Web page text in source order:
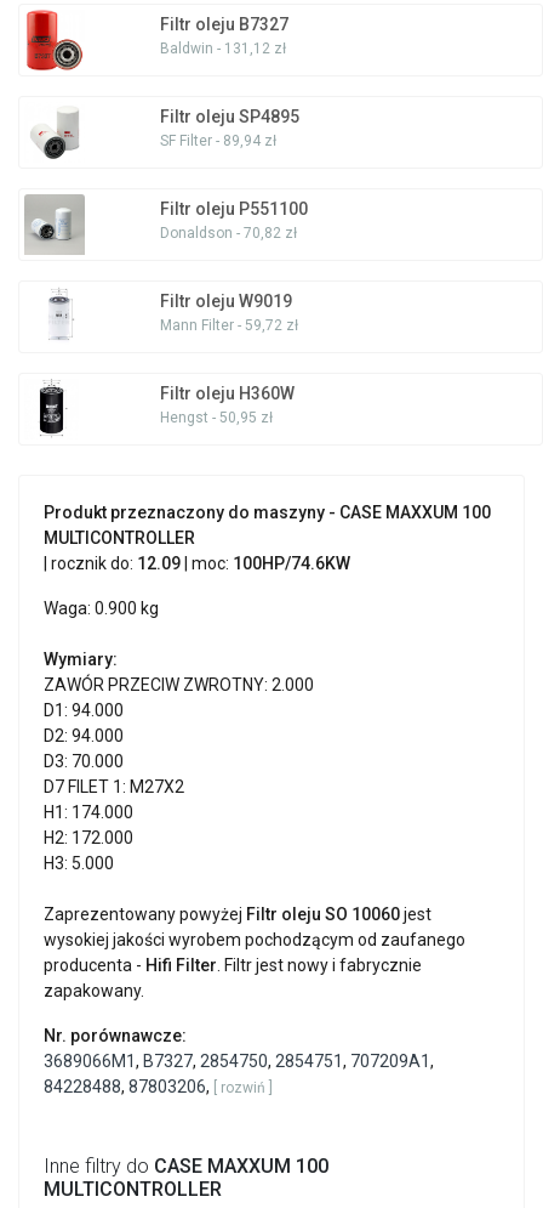
Filtr oleju B7327
Baldwin - 131,12 zł
Filtr oleju SP4895
SF Filter - 89,94 zł
Filtr oleju P551100
Donaldson - 70,82 zł
Filtr oleju W9019
Mann Filter - 59,72 zł
Filtr oleju H360W
Hengst - 50,95 zł
Inne filtry do CASE MAXXUM 100
MULTICONTROLLER
Produkt przeznaczony do maszyny - CASE MAXXUM 100
MULTICONTROLLER
| rocznik do: 12.09| moc: 100HP/74.6KW
Waga: 0.900 kg
Wymiary:
ZAWÓR PRZECIW ZWROTNY: 2.000
D1: 94.000
D2: 94.000
D3: 70.000
D7 FILET 1: M27X2
H1: 174.000
H2: 172.000
H3: 5.000
Zaprezentowany powyżej Filtr oleju SO 10060jest
wysokiej jakości wyrobem pochodzącym od zaufanego
producenta - Hifi Filter . Filtr jest nowy i fabrycznie
zapakowany.
Nr. porównawcze:
3689066M1, B7327, 2854750, 2854751, 707209A1,
84228488, 87803206, [ rozwiń ]